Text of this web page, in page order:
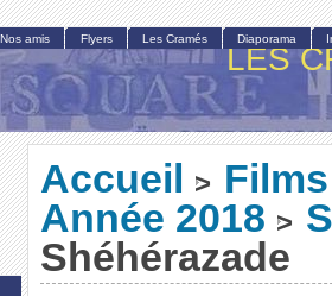
LES
Accueil >
Année 2018 >
Shéhérazade
Nos amis Flyers Les Cramés Diaporama